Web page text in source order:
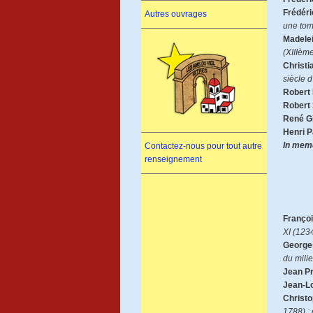
Autres ouvrages
Contactez-nous pour tout autre
renseignement
une
siècle
Robert
Robert
René
Henri
In
XI
du
Jean
Jean-